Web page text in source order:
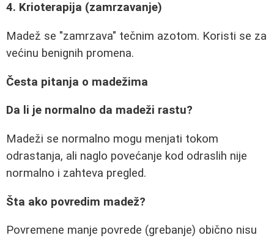
4. Krioterapija (zamrzavanje)
Madež se "zamrzava" tečnim azotom. Koristi se za
većinu benignih promena.
Česta pitanja o madežima
Da li je normalno da madeži rastu?
Madeži se normalno mogu menjati tokom
odrastanja, ali naglo povećanje kod odraslih nije
normalno i zahteva pregled.
Šta ako povredim madež?
Povremene manje povrede (grebanje) obično nisu